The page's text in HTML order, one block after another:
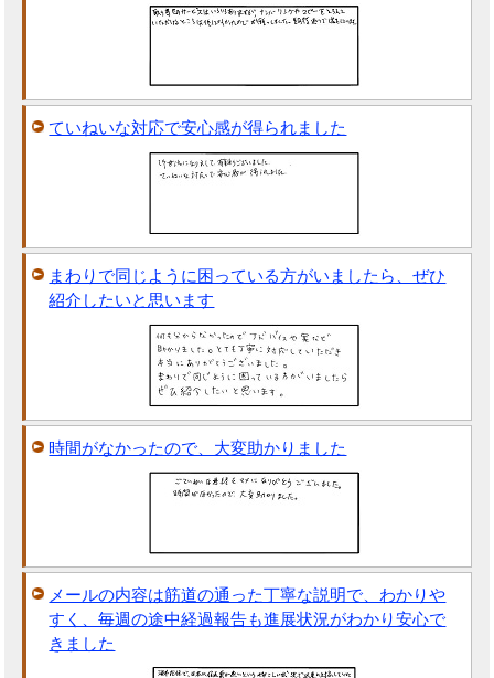
ていねいな対応で安心感が得られました
まわりで同じように困っている方がいましたら、ぜひ
紹介したいと思います
時間がなかったので、大変助かりました
メールの内容は筋道の通った丁寧な説明で、わかりや
すく、毎週の途中経過報告も進展状況がわかり安心で
きました